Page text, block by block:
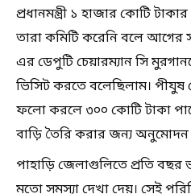
প্রধানমন্ত্রী ১ হাজার কোটি
তারা কমিটি করেনি বলে আগের
এর ডেপুটি চেয়ারম্যান সি
ভিসিট করতে বলেছিলাম।
ফলো করলে ৩০০ কোটি টাকা
বাড়ি তৈরি করার জন্য অনুমোদন
পাহাড়ি জেলাগুলিতে প্রতি বছর
মতো সমস্যা দেখা দেয়। সেই